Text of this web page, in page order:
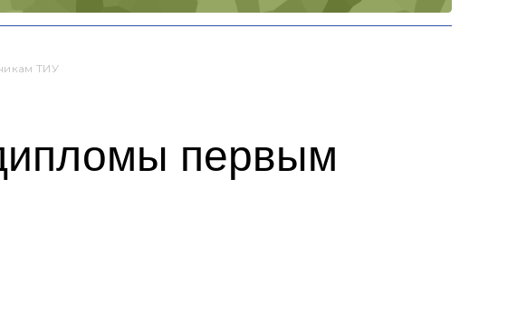
ТИУ
первым